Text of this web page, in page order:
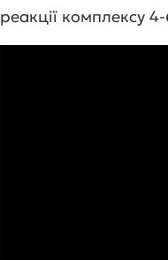
реакції комплексу